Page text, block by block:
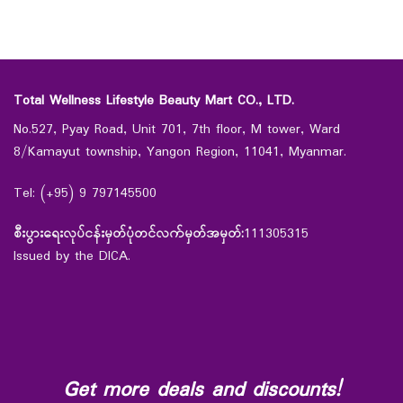
Total Wellness Lifestyle Beauty Mart CO., LTD.
No.527, Pyay Road, Unit 701, 7th floor, M tower, Ward
8/Kamayut township, Yangon Region, 11041, Myanmar.
Tel: (+95) 9 797145500
စီးပွားရေးလုပ်ငန်းမှတ်ပုံတင်လက်မှတ်အမှတ်:111305315
Issued by the DICA.
Get more deals and discounts!